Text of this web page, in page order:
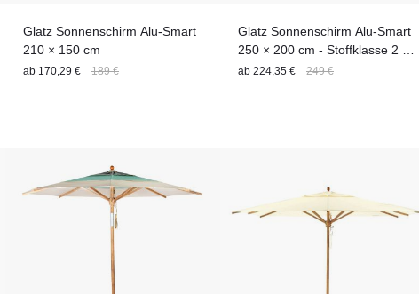
Glatz Sonnenschirm Alu-Smart
210 × 150 cm
ab 170,29 € 189 €
Glatz Sonnenschirm Alu-Smart
250 × 200 cm - Stoffklasse 2 -
Express Lieferung
ab 224,35 € 249 €